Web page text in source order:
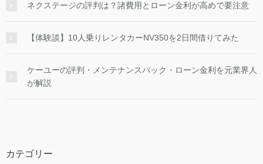
ネクステージの評判は？諸費用とローン金利が高めで要注意
【体験談】10人乗りレンタカーNV350を2日間借りてみた
ケーユーの評判・メンテナンスパック・ローン金利を元業界人
が解説
カテゴリー